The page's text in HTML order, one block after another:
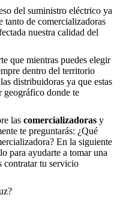
del suministro eléctrico ya
tanto de comercializadoras
nuestra calidad del
que mientras puedes elegir
dentro del territorio
distribuidoras ya que estas
geográfico donde te
las comercializadoras y
te preguntarás: ¿Qué
En la siguiente
para ayudarte a tomar una
contratar tu servicio